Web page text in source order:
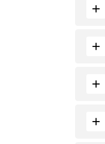
+
+
+
+